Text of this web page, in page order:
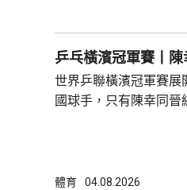
乒乓橫濱冠軍賽丨
世界乒聯橫濱冠軍賽展
國球手，只有陳幸同晉
牙的格拉爾多；周啟豪
體育 04.08.2026